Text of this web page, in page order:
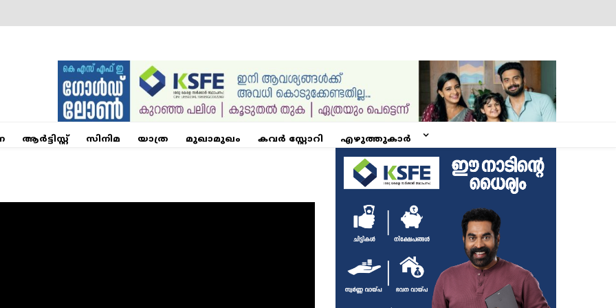
ആര്‍ട്ടിസ്റ്റ് സിനിമ യാത്ര മുഖാമുഖം കവർ സ്റ്റോറി എഴുത്തുകാർ